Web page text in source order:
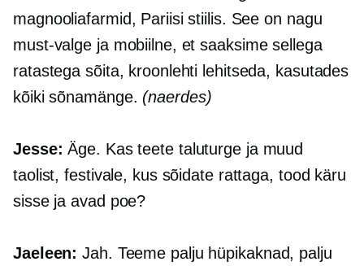
magnooliafarmid, Pariisi stiilis. See on nagu
must-valge ja mobiilne, et saaksime sellega
ratastega sõita, kroonlehti lehitseda, kasutades
kõiki sõnamänge. (naerdes)
Jesse: Äge. Kas teete taluturge ja muud
taolist, festivale, kus sõidate rattaga, tood käru
sisse ja avad poe?
Jaeleen: Jah. Teeme palju hüpikaknad, palju